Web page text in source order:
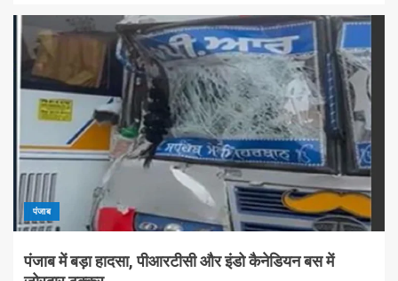
पंजाब
पंजाब में बड़ा हादसा, पीआरटीसी और इंडो कैनेडियन बस में